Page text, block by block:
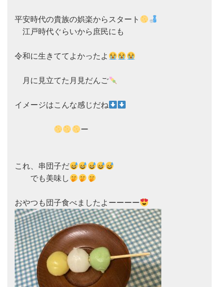
平安時代の貴族の娯楽からスタート
江戸時代ぐらいから庶民にも
令和に生きててよかったよ
月に見立てた月見だんご
イメージはこんな感じだね
ー
これ、串団子だ
でも美味し
おやつも団子食べましたよーーーー